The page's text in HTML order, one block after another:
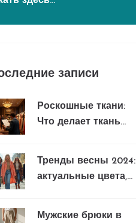
записи
Роскошные ткани:
Что делает ткань
Тренды весны 2024:
актуальные цвета,
Мужские брюки в